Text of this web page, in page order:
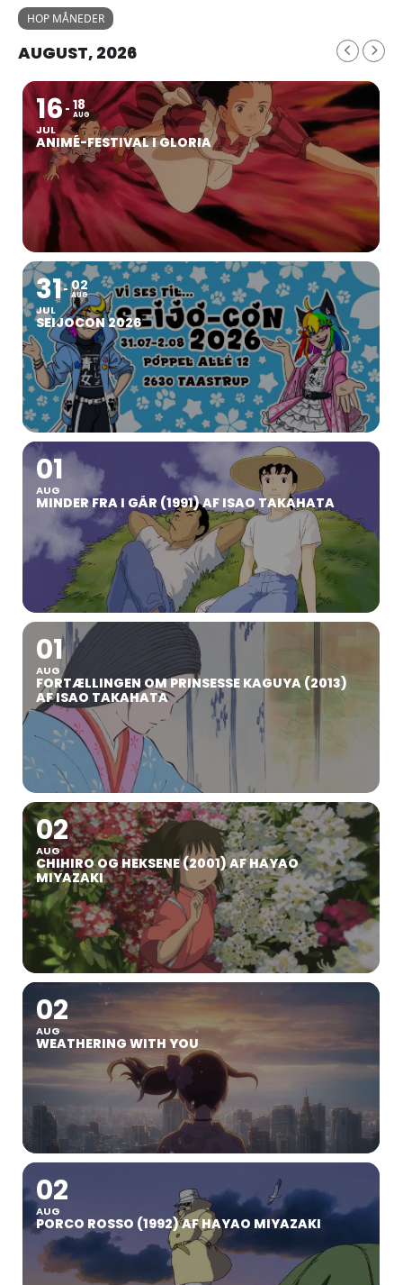
HOP MÅNEDER
AUGUST, 2026
16
JUL
18
AUG
ANIMÉ-FESTIVAL I GLORIA
31
JUL
02
AUG
SEIJOCON 2026
01
AUG
MINDER FRA I GÅR (1991) AF ISAO TAKAHATA
01
AUG
FORTÆLLINGEN OM PRINSESSE KAGUYA (2013)
AF ISAO TAKAHATA
02
AUG
CHIHIRO OG HEKSENE (2001) AF HAYAO
MIYAZAKI
02
AUG
WEATHERING WITH YOU
02
AUG
PORCO ROSSO (1992) AF HAYAO MIYAZAKI